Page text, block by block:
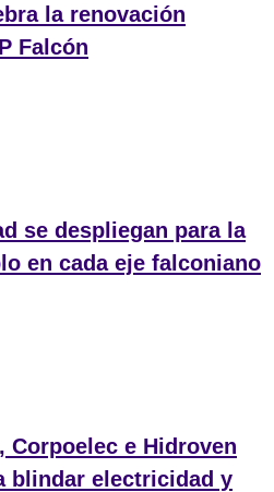
la renovación
Falcón
se despliegan para la
en cada eje falconiano
Corpoelec e Hidroven
blindar electricidad y